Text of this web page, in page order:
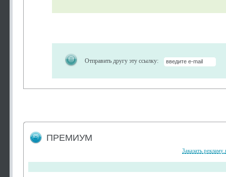
Отправить другу эту ссылку:
ПРЕМИУМ
Заказать рекламу